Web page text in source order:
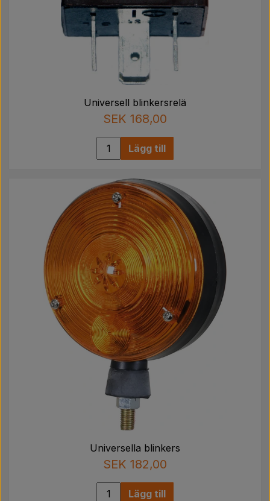
Universell blinkersrelä
SEK 168,00
Lägg till
Universella blinkers
SEK 182,00
Lägg till